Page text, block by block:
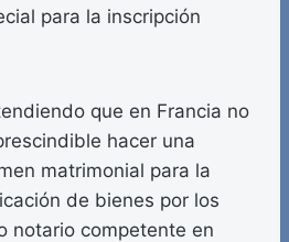
para la inscripción
que en Francia no
hacer una
matrimonial para la
de bienes por los
notario competente en